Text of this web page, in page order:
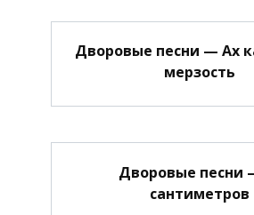
Дворовые песни — Ах
мерзость
Дворовые песни
сантиметров